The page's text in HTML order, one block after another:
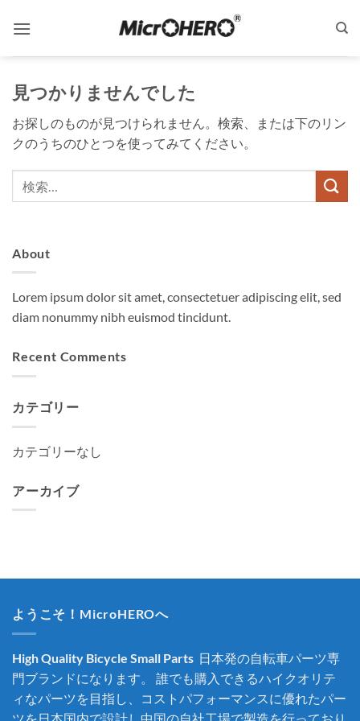
見つかりませんでした
お探しのものが見つけられません。検索、または下のリン
クのうちのひとつを使ってみてください。
About
Lorem ipsum dolor sit amet, consectetuer adipiscing elit, sed
diam nonummy nibh euismod tincidunt.
Recent Comments
カテゴリー
カテゴリーなし
アーカイブ
ようこそ！MicroHEROへ
High Quality Bicycle Small Parts 日本発の自転車パーツ専
門ブランドになります。 誰でも購入できるハイクオリテ
ィなパーツを目指し、コストパフォーマンスに優れたパー
ツを日本国内で設計し中国の自社工場で製造を行っており